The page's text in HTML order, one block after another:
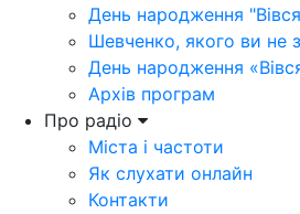
День народження
Шевченко, якого ви не
День народження
Архів програм
Про радіо
Міста і частоти
Як слухати онлайн
Контакти